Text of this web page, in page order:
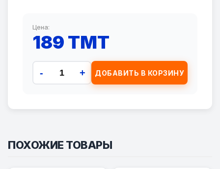
Цена:
189 TMT
- + ДОБАВИТЬ В КОРЗИНУ
ПОХОЖИЕ ТОВАРЫ